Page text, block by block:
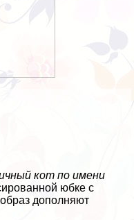
кот по имени
юбке с
дополняют